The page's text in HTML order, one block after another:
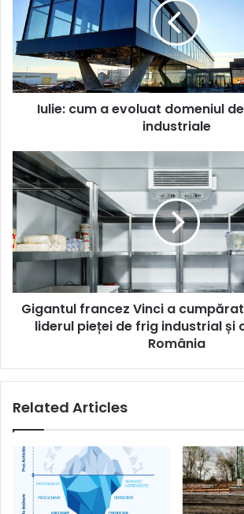
evoluat
domeniul
de
construcții
industriale
Iulie: cum a evoluat domeniul
industriale
Gigantul
francez
Vinci
a
cumpărat
Frigotehnica,
liderul
pieței
de
frig
industrial
în
Gigantul francez Vinci a
liderul pieței de frig industrial și
România
Related Articles